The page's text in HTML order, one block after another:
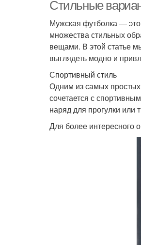
Стильные
Мужская футболка —
множества стильных
вещами. В этой статье
выглядеть модно и
Спортивный стиль
Одним из самых
сочетается с
наряд для прогулки или
Для более интересного